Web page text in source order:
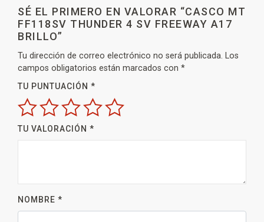
SÉ EL PRIMERO EN VALORAR “CASCO MT
FF118SV THUNDER 4 SV FREEWAY A17
BRILLO”
Tu dirección de correo electrónico no será publicada. Los
campos obligatorios están marcados con *
TU PUNTUACIÓN *
TU VALORACIÓN *
NOMBRE *